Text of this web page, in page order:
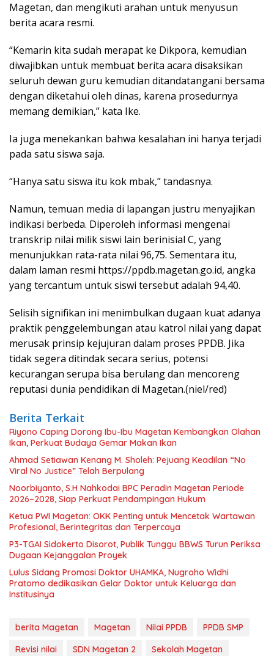
Magetan, dan mengikuti arahan untuk menyusun
berita acara resmi.
“Kemarin kita sudah merapat ke Dikpora, kemudian
diwajibkan untuk membuat berita acara disaksikan
seluruh dewan guru kemudian ditandatangani bersama
dengan diketahui oleh dinas, karena prosedurnya
memang demikian,” kata Ike.
Ia juga menekankan bahwa kesalahan ini hanya terjadi
pada satu siswa saja.
“Hanya satu siswa itu kok mbak,” tandasnya.
Namun, temuan media di lapangan justru menyajikan
indikasi berbeda. Diperoleh informasi mengenai
transkrip nilai milik siswi lain berinisial C, yang
menunjukkan rata-rata nilai 96,75. Sementara itu,
dalam laman resmi https://ppdb.magetan.go.id, angka
yang tercantum untuk siswi tersebut adalah 94,40.
Selisih signifikan ini menimbulkan dugaan kuat adanya
praktik penggelembungan atau katrol nilai yang dapat
merusak prinsip kejujuran dalam proses PPDB. Jika
tidak segera ditindak secara serius, potensi
kecurangan serupa bisa berulang dan mencoreng
reputasi dunia pendidikan di Magetan.(niel/red)
Berita Terkait
Riyono Caping Dorong Ibu-Ibu Magetan Kembangkan Olahan
Ikan, Perkuat Budaya Gemar Makan Ikan
Ahmad Setiawan Kenang M. Sholeh: Pejuang Keadilan “No
Viral No Justice” Telah Berpulang
Noorbiyanto, S.H Nahkodai BPC Peradin Magetan Periode
2026–2028, Siap Perkuat Pendampingan Hukum
Ketua PWI Magetan: OKK Penting untuk Mencetak Wartawan
Profesional, Berintegritas dan Terpercaya
P3-TGAI Sidokerto Disorot, Publik Tunggu BBWS Turun Periksa
Dugaan Kejanggalan Proyek
Lulus Sidang Promosi Doktor UHAMKA, Nugroho Widhi
Pratomo dedikasikan Gelar Doktor untuk Keluarga dan
Institusinya
berita Magetan Magetan Nilai PPDB
PPDB SMP
Revisi nilai
SDN Magetan 2
Sekolah Magetan